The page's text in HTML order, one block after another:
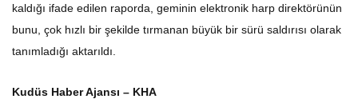
kaldığı ifade edilen raporda, geminin elektronik harp direktörünün
bunu, çok hızlı bir şekilde tırmanan büyük bir sürü saldırısı olarak
tanımladığı aktarıldı.
Kudüs Haber Ajansı – KHA